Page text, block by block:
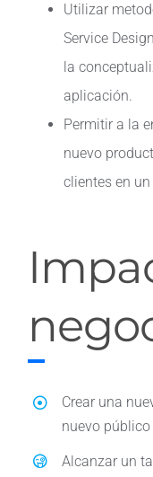
Utilizar
Service
la
aplicación.
Permitir a la
nuevo
clientes en
Crear una
nuevo público
Alcanzar un